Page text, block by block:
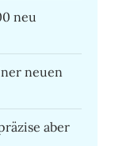
neu
neuen
aber